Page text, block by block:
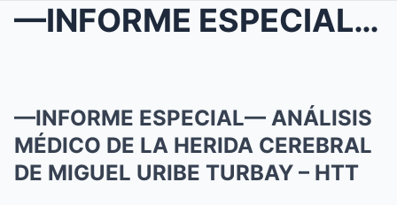
—INFORME ESPECIAL— ANÁLISIS MÉDICO DE LA HERIDA CE...
—INFORME ESPECIAL— ANÁLISIS
MÉDICO DE LA HERIDA CEREBRAL
DE MIGUEL URIBE TURBAY – HTT